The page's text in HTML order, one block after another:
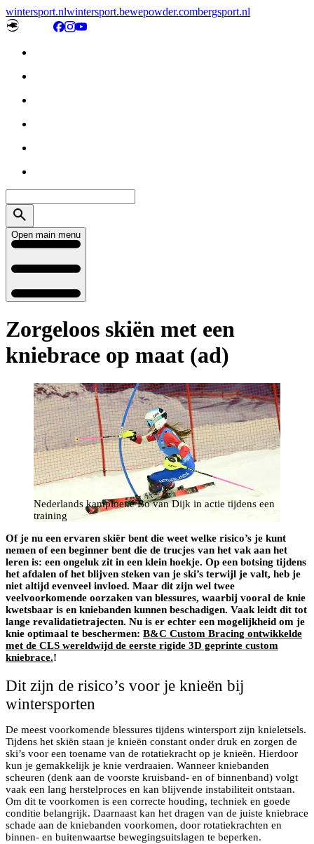
wintersport.nlwintersport.bewepowder.combergsport.nl
Open main menu
Zorgeloos skiën met een
kniebrace op maat (ad)
Nederlands kampioene Bo van Dijk in actie tijdens een
training
Of je nu een ervaren skiër bent die weet welke risico’s je kunt
nemen of een beginner bent die de trucjes van het vak aan het
leren is: een ongeluk zit in een klein hoekje. Op een botsing tijdens
het afdalen of het blijven steken van je ski’s terwijl je valt, heb je
niet altijd evenveel invloed. Maar dit zijn wel twee
veelvoorkomende oorzaken van blessures, waarbij vooral de knie
kwetsbaar is en kniebanden kunnen beschadigen. Vaak leidt dit tot
lange revalidatietrajecten. Nu is er echter een mogelijkheid om je
knie optimaal te beschermen: B&C Custom Bracing ontwikkelde
met de CLS wereldwijd de eerste rigide 3D geprinte custom
kniebrace.!
Dit zijn de risico’s voor je knieën bij
wintersporten
De meest voorkomende blessures tijdens wintersport zijn knieletsels.
Tijdens het skiën staan je knieën constant onder druk en zorgen de
ski’s voor een toename van de rotatiekracht op je knieën. Hierdoor
kun je gemakkelijk je knie verdraaien. Wanneer kniebanden
scheuren (denk aan de voorste kruisband- en of binnenband) volgt
vaak een lang herstelproces en kan blijvende instabiliteit ontstaan.
Om dit te voorkomen is een correcte houding, techniek en goede
conditie belangrijk. Daarnaast kan het dragen van de juiste kniebrace
schade aan de kniebanden voorkomen, door rotatiekrachten en
binnen- en buitenwaartse bewegingsuitslagen te beperken.